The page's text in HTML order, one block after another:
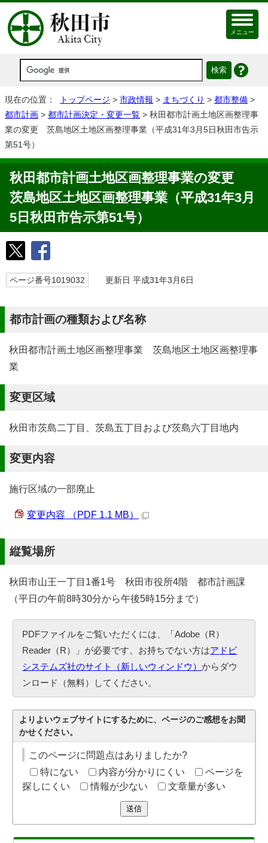
メニュー
現在の位置： トップページ > 市政情報 > まちづくり > 都市整備 >
都市計画 > 都市計画決定・変更一覧 > 秋田都市計画土地区画整理事
業の変更 茨島地区土地区画整理事業（平成31年3月5日秋田市告示
第51号）
秋田都市計画土地区画整理事業の変更
茨島地区土地区画整理事業（平成31年3月
5日秋田市告示第51号）
ページ番号1019032 更新日 平成31年3月6日
都市計画の種類および名称
秋田都市計画土地区画整理事業 茨島地区土地区画整理事
業
変更区域
秋田市茨島二丁目、茨島五丁目および茨島六丁目地内
変更内容
施行区域の一部廃止
変更内容 （PDF 1.1 MB）
縦覧場所
秋田市山王一丁目1番1号 秋田市役所4階 都市計画課
（平日の午前8時30分から午後5時15分まで）
PDFファイルをご覧いただくには、「Adobe（R）
Reader（R）」が必要です。お持ちでない方はアドビ
システムズ社のサイト（新しいウィンドウ）からダウ
ンロード（無料）してください。
よりよいウェブサイトにするために、ページのご感想をお聞
かせください。
このページに問題点はありましたか?
特にない
内容が分かりにくい
ページを
探しにくい
情報が少ない 文章量が多い
送信